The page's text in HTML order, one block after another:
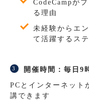
CodeCampが
る理由
未経験からエ
て活躍するス
開催時間：毎日9
PCとインターネット
講できます